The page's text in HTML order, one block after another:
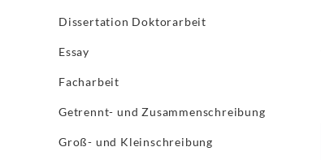
Dissertation Doktorarbeit
Essay
Facharbeit
Getrennt- und Zusammenschreibung
Groß- und Kleinschreibung